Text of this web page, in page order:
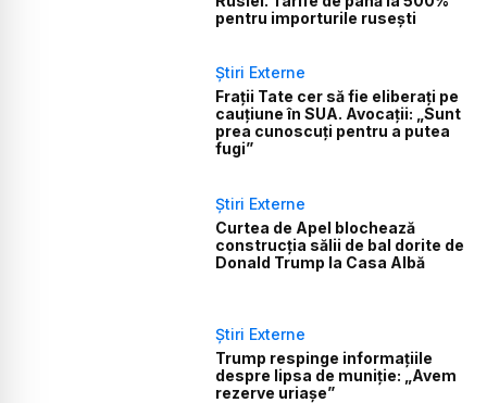
pentru importurile rusești
Știri Externe
Frații Tate cer să fie eliberați pe
cauțiune în SUA. Avocații: „Sunt
prea cunoscuți pentru a putea
fugi”
Știri Externe
Curtea de Apel blochează
construcția sălii de bal dorite de
Donald Trump la Casa Albă
Știri Externe
Trump respinge informațiile
despre lipsa de muniție: „Avem
rezerve uriașe”